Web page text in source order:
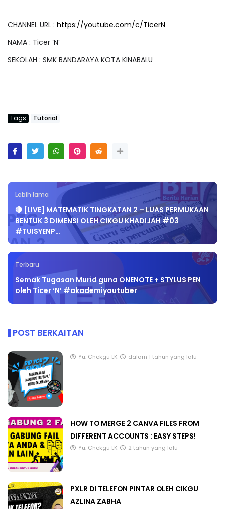
CHANNEL URL : https://youtube.com/c/TicerN
NAMA : Ticer ‘N’
SEKOLAH : SMK BANDARAYA KOTA KINABALU
Tags Tutorial
Lebih lama
🔴 [LIVE] MATEMATIK TINGKATAN 2 – LUAS PERMUKAAN
BENTUK 3 DIMENSI OLEH CIKGU KHADIJAH #03
#TUISYENP…
Terbaru
Semak Tugasan Murid guna ONENOTE + STYLUS PEN
oleh Ticer ‘N’ #akademiyoutuber
POST BERKAITAN
Yu. Chekgu LK dalam 1 tahun yang lalu
HOW TO MERGE 2 CANVA FILES FROM
DIFFERENT ACCOUNTS : EASY STEPS!
Yu. Chekgu LK 2 tahun yang lalu
PXLR DI TELEFON PINTAR OLEH CIKGU
AZLINA ZABHA